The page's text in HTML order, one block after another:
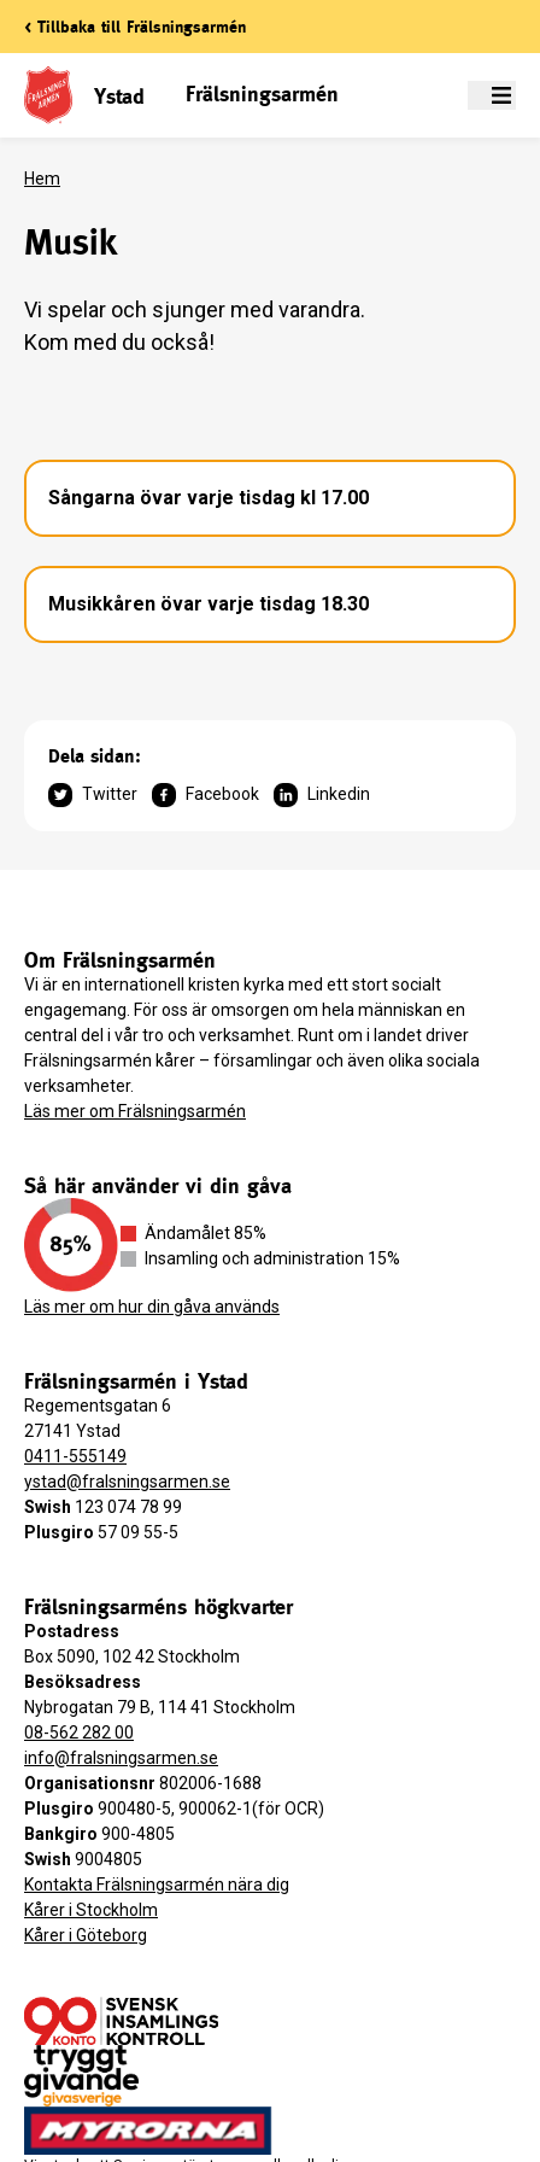
< Tillbaka till Frälsningsarmén
Ystad Frälsningsarmén Meny
Hem
Musik
Vi spelar och sjunger med varandra.
Kom med du också!
Sångarna övar varje tisdag kl 17.00
Musikkåren övar varje tisdag 18.30
Dela sidan:
Twitter Facebook Linkedin
Om Frälsningsarmén
Vi är en internationell kristen kyrka med ett stort socialt
engagemang. För oss är omsorgen om hela människan en
central del i vår tro och verksamhet. Runt om i landet driver
Frälsningsarmén kårer – församlingar och även olika sociala
verksamheter.
Läs mer om Frälsningsarmén
Så här använder vi din gåva
Ändamålet 85%
Insamling och administration 15%
Läs mer om hur din gåva används
Frälsningsarmén i Ystad
Regementsgatan 6
27141 Ystad
0411-555149
ystad@fralsningsarmen.se
Swish 123 074 78 99
Plusgiro 57 09 55-5
Frälsningsarméns högkvarter
Postadress
Box 5090, 102 42 Stockholm
Besöksadress
Nybrogatan 79 B, 114 41 Stockholm
08-562 282 00
info@fralsningsarmen.se
Organisationsnr 802006-1688
Plusgiro 900480-5, 900062-1(för OCR)
Bankgiro 900-4805
Swish 9004805
Kontakta Frälsningsarmén nära dig
Kårer i Stockholm
Kårer i Göteborg